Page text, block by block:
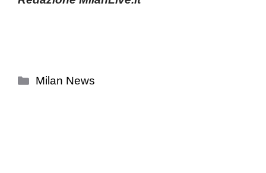
Categorie
Milan News